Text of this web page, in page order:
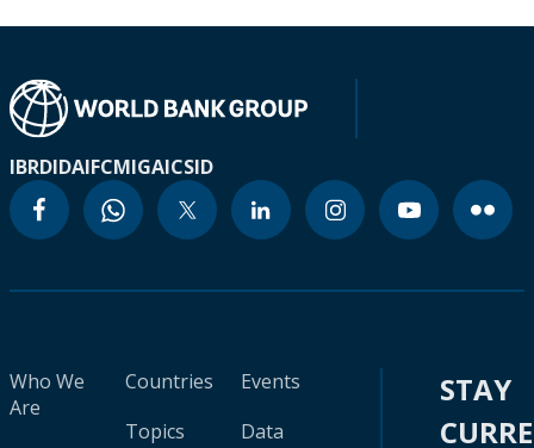
IBRDIDAIFCMIGAICSID
Who We
Are
Countries
Topics
Events
Data
STAY